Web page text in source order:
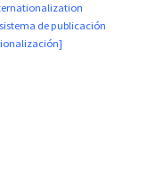
de publicación